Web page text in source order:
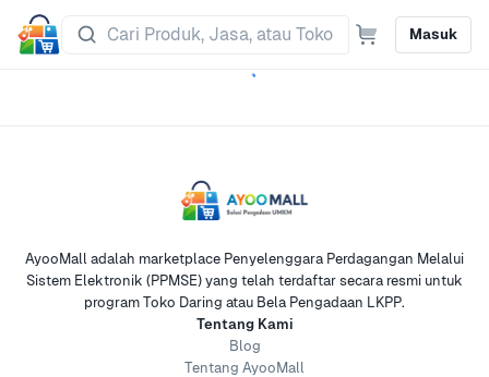
Masuk
AyooMall adalah marketplace Penyelenggara Perdagangan Melalui
Sistem Elektronik (PPMSE) yang telah terdaftar secara resmi untuk
program Toko Daring atau Bela Pengadaan LKPP.
Tentang Kami
Blog
Tentang AyooMall